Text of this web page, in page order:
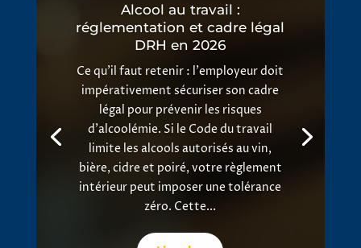
Alcool au travail :
réglementation et cadre légal
DRH en 2026
Ce qu'il faut retenir : l'employeur doit
impérativement sécuriser son cadre
légal pour prévenir les risques
d'alcoolémie. Si le Code du travail
limite les alcools autorisés au vin,
bière, cidre et poiré, votre règlement
intérieur peut imposer une tolérance
zéro. Cette...